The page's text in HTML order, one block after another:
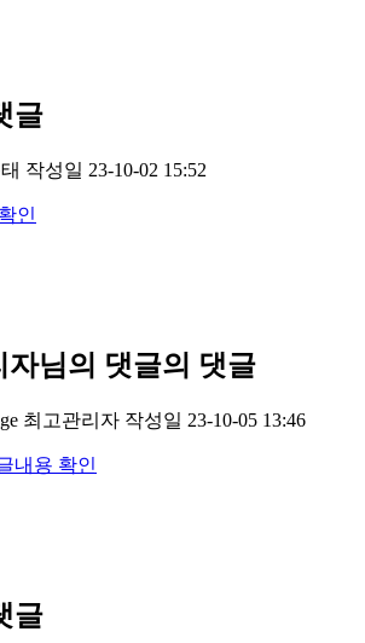
글
작성일 23-10-02 15:52
인
자님의 댓글의 댓글
최고관리자 작성일 23-10-05 13:46
내용 확인
글